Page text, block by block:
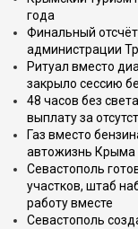
года
Финальный
администрации
Ритуал вместо
закрыло сессию
48 часов без
выплату за
Газ вместо
автожизнь Крыма
Севастополь
участков, штаб
работу вместе
Севастополь